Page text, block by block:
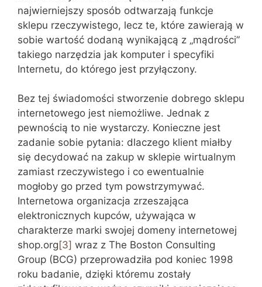
najwierniejszy sposób odtwarzają funkcje
sklepu rzeczywistego, lecz te, które zawierają w
sobie wartość dodaną wynikającą z „mądrości”
takiego narzędzia jak komputer i specyfiki
Internetu, do którego jest przyłączony.
Bez tej świadomości stworzenie dobrego sklepu
internetowego jest niemożliwe. Jednak z
pewnością to nie wystarczy. Konieczne jest
zadanie sobie pytania: dlaczego klient miałby
się decydować na zakup w sklepie wirtualnym
zamiast rzeczywistego i co ewentualnie
mogłoby go przed tym powstrzymywać.
Internetowa organizacja zrzeszająca
elektronicznych kupców, używająca w
charakterze marki swojej domeny internetowej
shop.org [3] wraz z The Boston Consulting
Group (BCG) przeprowadziła pod koniec 1998
roku badanie, dzięki któremu zostały